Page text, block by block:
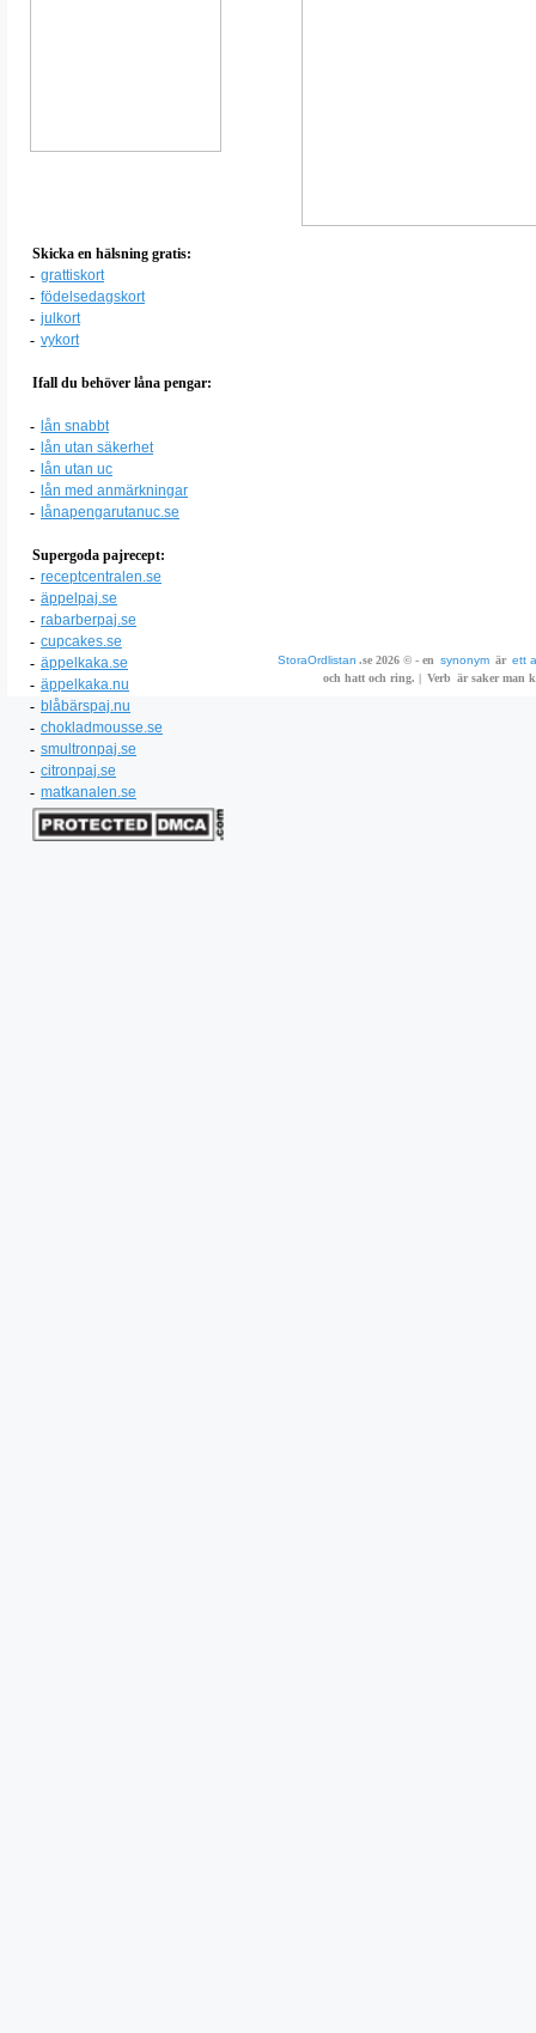
Skicka en hälsning gratis:
- grattiskort
- födelsedagskort
- julkort
- vykort
Ifall du behöver låna pengar:
- lån snabbt
- lån utan säkerhet
- lån utan uc
- lån med anmärkningar
- lånapengarutanuc.se
Supergoda pajrecept:
- receptcentralen.se
- äppelpaj.se
- rabarberpaj.se
- cupcakes.se
- äppelkaka.se
- äppelkaka.nu
- blåbärspaj.nu
- chokladmousse.se
- smultronpaj.se
- citronpaj.se
- matkanalen.se
StoraOrdlistan .se 2026 © - en synonym är ett
och hatt och ring. | Verb är saker man